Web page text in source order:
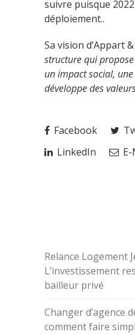
suivre puisque
déploiement..
Sa vision d’Appart
structure qui
un impact social,
développe des
Facebook
LinkedIn
Relance Logement
L’investissement
bailleur privé
Changer d’agence
comment faire